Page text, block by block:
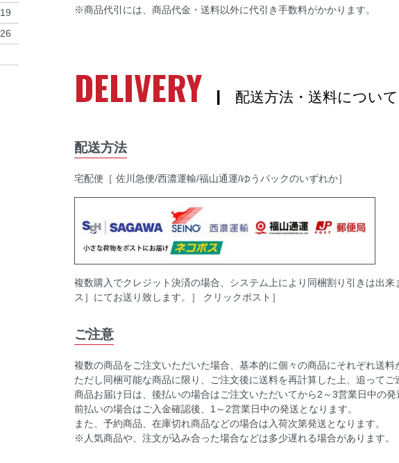
※商品代引には、商品代金・送料以外に代引き手数料がかかります。
DELIVERY | 配送方法・送料について
配送方法
宅配便［ 佐川急便/西濃運輸/福山通運/ゆうパックのいずれか］
複数購入でクレジット決済の場合、システム上により同梱割り引きは出
ス］にてお送り致します。］ クリックポスト］
ご注意
複数の商品をご注文いただいた場合、基本的に個々の商品にそれぞれ送料
ただし同梱可能な商品に限り、ご注文後に送料を再計算した上、追ってご
商品お届け日は、後払いの場合はご注文いただいてから2～3営業日中の発
前払いの場合はご入金確認後、1～2営業日中の発送となります。
また、予約商品、在庫切れ商品などの場合は入荷次第発送となります。
※人気商品や、注文が込み合った場合などは多少遅れる場合があります。
19
26